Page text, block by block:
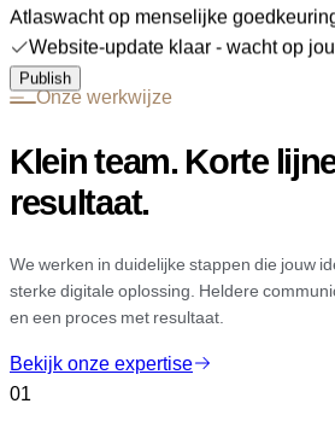
Atlaswacht op menselijke
Website-update klaar - wacht op
Publish
Onze werkwijze
Klein team. Korte
resultaat.
We werken in duidelijke stappen die jouw
sterke digitale oplossing. Heldere
en een proces met resultaat.
Bekijk onze expertise
01